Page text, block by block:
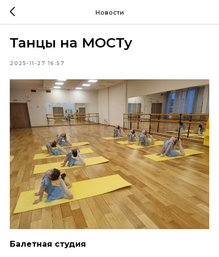
Новости
Танцы на МОСТу
2025-11-27 16:57
Балетная студия